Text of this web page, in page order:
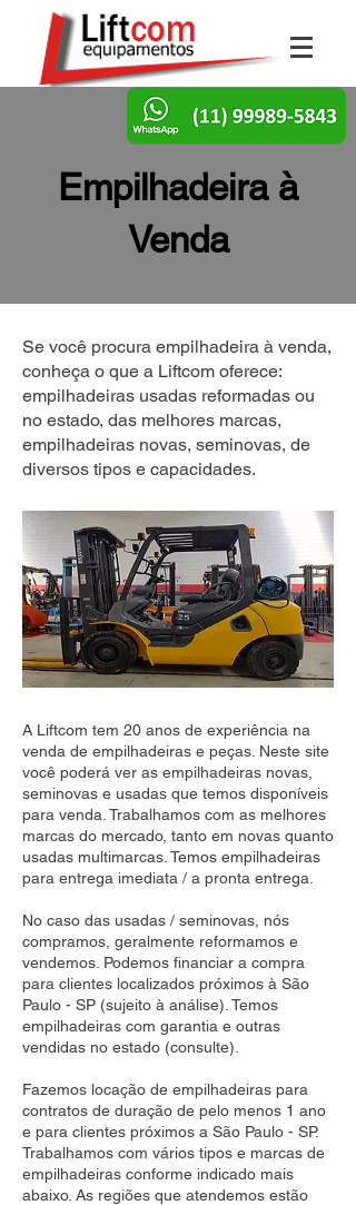
Empilhadeira à
Venda
Se você procura empilhadeira à venda,
conheça o que a Liftcom oferece:
empilhadeiras usadas reformadas ou
no estado, das melhores marcas,
empilhadeiras novas, seminovas, de
diversos tipos e capacidades.
A Liftcom tem 20 anos de experiência na
venda de empilhadeiras e peças. Neste site
você poderá ver as empilhadeiras novas,
seminovas e usadas que temos disponíveis
para venda. Trabalhamos com as melhores
marcas do mercado, tanto em novas quanto
usadas multimarcas. Temos empilhadeiras
para entrega imediata / a pronta entrega.
No caso das usadas / seminovas, nós
compramos, geralmente reformamos e
vendemos. Podemos financiar a compra
para clientes localizados próximos à São
Paulo - SP (sujeito à análise). Temos
empilhadeiras com garantia e outras
vendidas no estado (consulte).
Fazemos locação de empilhadeiras para
contratos de duração de pelo menos 1 ano
e para clientes próximos a São Paulo - SP.
Trabalhamos com vários tipos e marcas de
empilhadeiras conforme indicado mais
abaixo. As regiões que atendemos estão